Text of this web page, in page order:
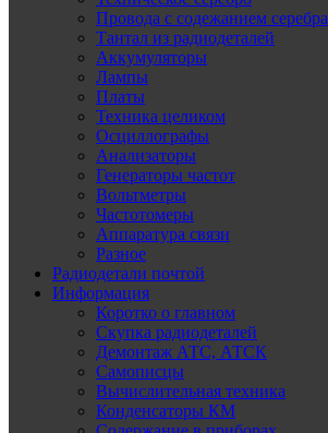
Провода с содежанием серебра
Тантал из радиодеталей
Аккумуляторы
Лампы
Платы
Техника целиком
Осциллографы
Анализаторы
Генераторы частот
Вольтметры
Частотомеры
Аппаратура связи
Разное
Радиодетали почтой
Информация
Коротко о главном
Скупка радиодеталей
Демонтаж АТС, АТСК
Самописцы
Вычислительная техника
Конденсаторы КМ